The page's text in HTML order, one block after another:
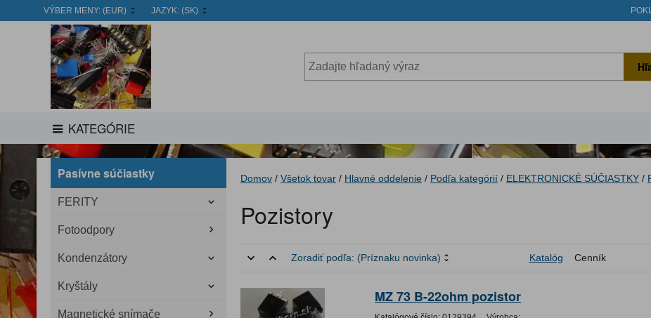
VÝBER MENY: (EUR) JAZYK: (SK)
KATEGÓRIE
Pasívne súčiastky
FERITY
Fotoodpory
Kondenzátory
Kryštály
Magnetické snímače
Domov / Všetok tovar / Hlavné oddelenie / Podľa kategórií / ELEKTRONICKÉ SÚČIASTKY /
Pozistory
Zoradiť podľa: (Príznaku novinka) Katalóg Cenník
MZ 73 B-22ohm pozistor